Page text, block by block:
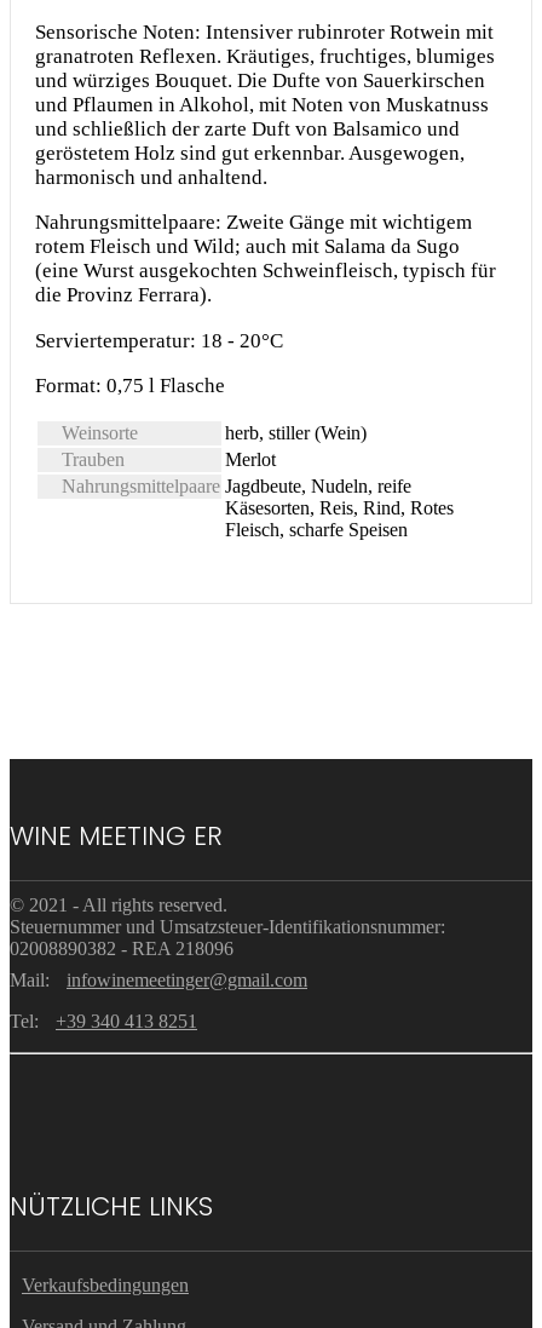
Sensorische Noten: Intensiver rubinroter Rotwein mit
granatroten Reflexen. Kräutiges, fruchtiges, blumiges
und würziges Bouquet. Die Dufte von Sauerkirschen
und Pflaumen in Alkohol, mit Noten von Muskatnuss
und schließlich der zarte Duft von Balsamico und
geröstetem Holz sind gut erkennbar. Ausgewogen,
harmonisch und anhaltend.
Nahrungsmittelpaare: Zweite Gänge mit wichtigem
rotem Fleisch und Wild; auch mit Salama da Sugo
(eine Wurst ausgekochten Schweinfleisch, typisch für
die Provinz Ferrara).
Serviertemperatur: 18 - 20°C
Format: 0,75 l Flasche
Weinsorte
herb, stiller (Wein)
Trauben
Merlot
Nahrungsmittelpaare Jagdbeute, Nudeln, reife
Käsesorten, Reis, Rind, Rotes
Fleisch, scharfe Speisen
WINE MEETING ER
© 2021 - All rights reserved.
Steuernummer und Umsatzsteuer-Identifikationsnummer:
02008890382 - REA 218096
Mail:
infowinemeetinger@gmail.com
Tel:
+39 340 413 8251
NÜTZLICHE LINKS
Verkaufsbedingungen